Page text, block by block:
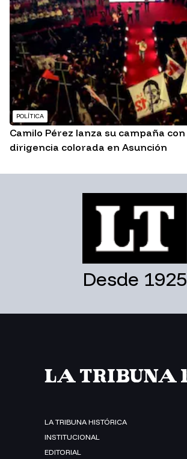
POLÍTICA
Camilo Pérez lanza su campaña
dirigencia colorada en Asunción
Desde 1925
LA TRIBUNA HISTÓRICA
INSTITUCIONAL
EDITORIAL